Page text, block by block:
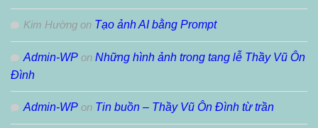
Kim Hường on Tạo ảnh AI bằng Prompt
Admin-WP on Những hình ảnh trong tang lễ Thầy Vũ Ôn
Đình
Admin-WP on Tin buồn – Thầy Vũ Ôn Đình từ trần